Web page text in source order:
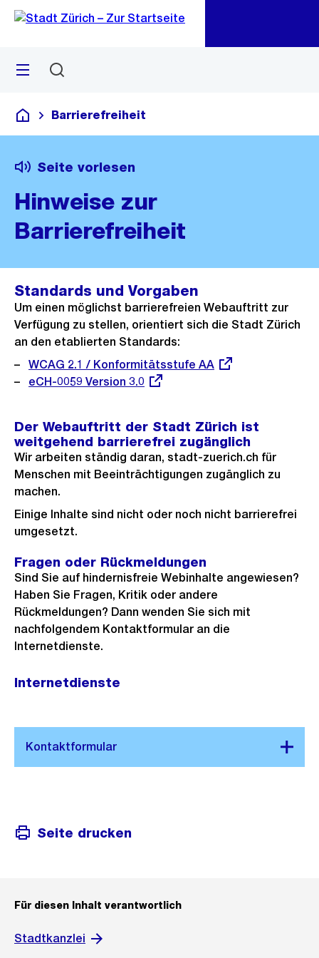
Navigation
Sprunglink
Menü
Deutsch
Barrierefreiheit
Seite vorlesen
Hinweise zur
Barrierefreiheit
Standards und Vorgaben
Um einen möglichst barrierefreien Webauftritt zur
Verfügung zu stellen, orientiert sich die Stadt Zürich
an den etablierten Standards:
Externer
Link:
WCAG 2.1 / Konformitätsstufe AA
Externer
eCH-0059 Version 3.0
Der Webauftritt der Stadt Zürich ist
weitgehend barrierefrei zugänglich
Wir arbeiten ständig daran, stadt-zuerich.ch für
Menschen mit Beeinträchtigungen zugänglich zu
machen.
Einige Inhalte sind nicht oder noch nicht barrierefrei
umgesetzt.
Fragen oder Rückmeldungen
Sind Sie auf hindernisfreie Webinhalte angewiesen?
Haben Sie Fragen, Kritik oder andere
Rückmeldungen? Dann wenden Sie sich mit
nachfolgendem Kontaktformular an die
Internetdienste.
Internetdienste
Seite drucken
Für diesen Inhalt verantwortlich
Stadtkanzlei